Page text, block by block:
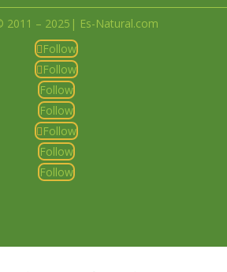
2011 – 2025| Es-Natural.com
Follow
Follow
Follow
Follow
Follow
Follow
Follow